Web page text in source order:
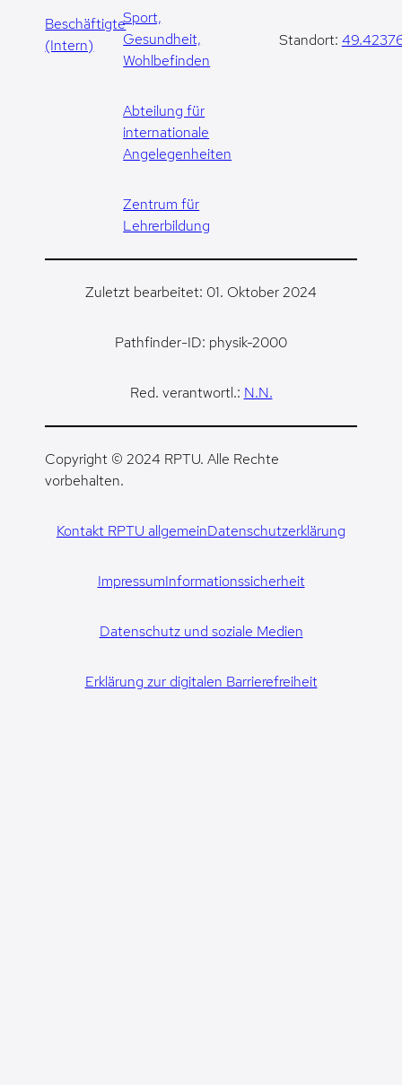
Beschäftigte
(Intern)
Sport,
Gesundheit,
Wohlbefinden
Abteilung für
internationale
Angelegenheiten
Zentrum für
Lehrerbildung
Standort:
Zuletzt bearbeitet: 01. Oktober 2024
Pathfinder-ID: physik-2000
Red. verantwortl.: N.N.
Copyright © 2024 RPTU. Alle Rechte
vorbehalten.
Kontakt RPTU allgemeinDatenschutzerklärung
ImpressumInformationssicherheit
Datenschutz und soziale Medien
Erklärung zur digitalen Barrierefreiheit